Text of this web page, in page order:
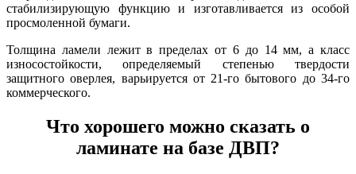
стабилизирующую функцию и изготавливается из особой
просмоленной бумаги.
Толщина ламели лежит в пределах от 6 до 14 мм, а класс
износостойкости, определяемый степенью твердости
защитного оверлея, варьируется от 21-го бытового до 34-го
коммерческого.
Что хорошего можно сказать о
ламинате на базе ДВП?